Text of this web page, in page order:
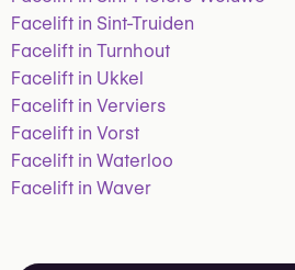
Facelift in Sint-Truiden
Facelift in Turnhout
Facelift in Ukkel
Facelift in Verviers
Facelift in Vorst
Facelift in Waterloo
Facelift in Waver